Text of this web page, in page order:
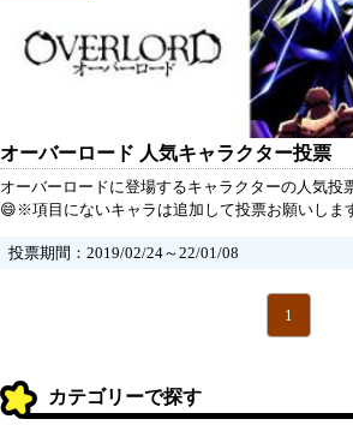
オーバーロード 人気キャラクター投票
オーバーロードに登場するキャラクターの人気投
😄※項目にないキャラは追加して投票お願いしま
投票期間：2019/02/24～22/01/08
1
カテゴリーで探す